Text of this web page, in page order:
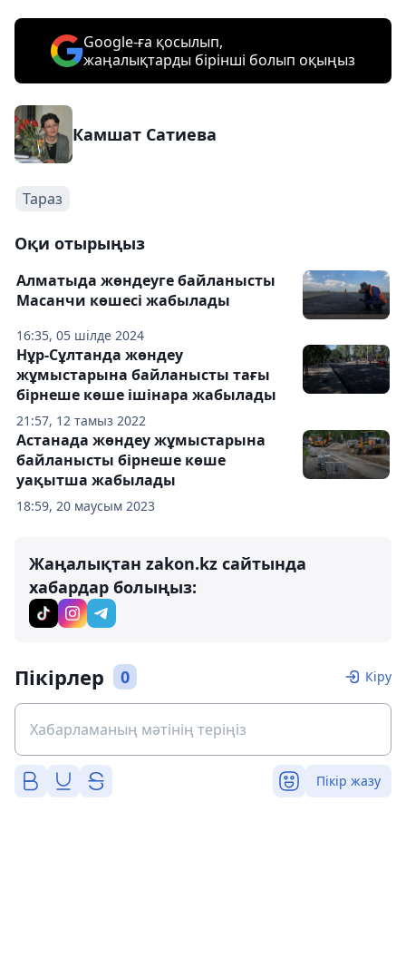
Google-ға қосылып,
жаңалықтарды бірінші болып оқыңыз
Камшат Сатиева
Тараз
Оқи отырыңыз
16:35, 05 шілде 2024
Алматыда жөндеуге байланысты
Масанчи көшесі жабылады
21:57, 12 тамыз 2022
Нұр-Сұлтанда жөндеу
жұмыстарына байланысты тағы
бірнеше көше ішінара жабылады
18:59, 20 маусым 2023
Астанада жөндеу жұмыстарына
байланысты бірнеше көше
уақытша жабылады
Жаңалықтан zakon.kz сайтында
хабардар болыңыз:
Пікірлер 0 Кіру
Пікір жазу